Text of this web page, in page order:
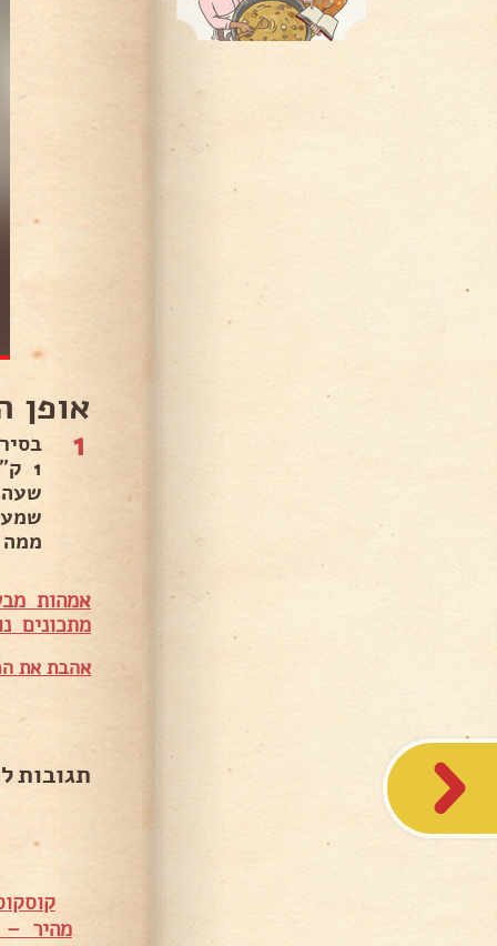
אופן
1
1
אמהות
מתכונים
אהבת את
תגובות
מהיר –